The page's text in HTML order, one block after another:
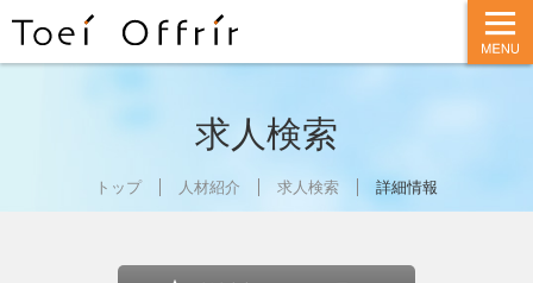
t
o
g
g
求人検索
トップ 人材紹介 求人検索 詳細情報